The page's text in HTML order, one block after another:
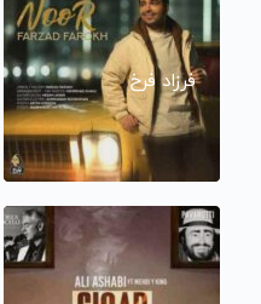
فرزاد فرخ